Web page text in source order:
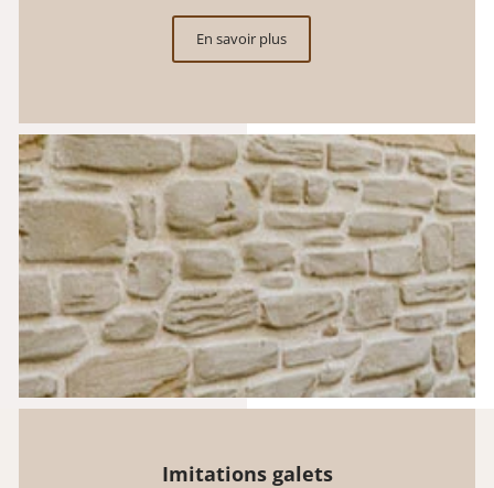
En savoir plus
Imitations galets